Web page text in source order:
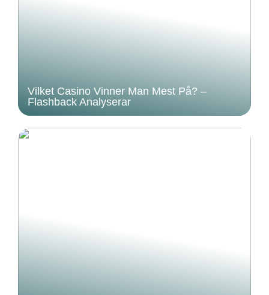
Vilket Casino Vinner Man Mest På? –
Flashback Analyserar